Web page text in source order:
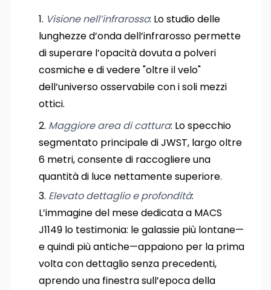
Visione nell’infrarosso: Lo studio delle
lunghezze d’onda dell’infrarosso permette
di superare l’opacità dovuta a polveri
cosmiche e di vedere "oltre il velo"
dell’universo osservabile con i soli mezzi
ottici.
Maggiore area di cattura: Lo specchio
segmentato principale di JWST, largo oltre
6 metri, consente di raccogliere una
quantità di luce nettamente superiore.
Elevato dettaglio e profondità:
L’immagine del mese dedicata a MACS
J1149 lo testimonia: le galassie più lontane—
e quindi più antiche—appaiono per la prima
volta con dettaglio senza precedenti,
aprendo una finestra sull’epoca della